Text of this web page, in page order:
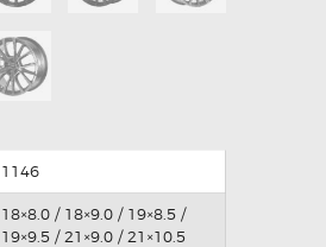
1146
18×8.0 / 18×9.0 / 19×8.5 /
19×9.5 / 21×9.0 / 21×10.5